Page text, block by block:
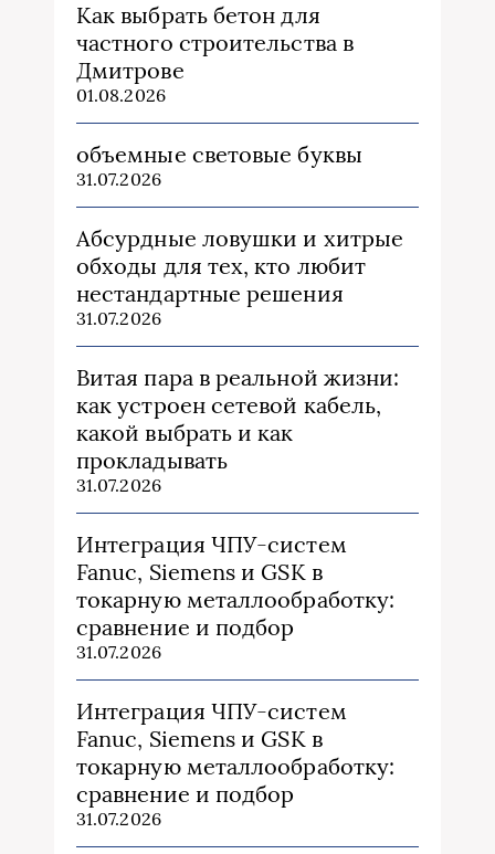
Как выбрать бетон для
частного строительства в
Дмитрове
01.08.2026
объемные световые буквы
31.07.2026
Абсурдные ловушки и хитрые
обходы для тех, кто любит
нестандартные решения
31.07.2026
Витая пара в реальной жизни:
как устроен сетевой кабель,
какой выбрать и как
прокладывать
31.07.2026
Интеграция ЧПУ-систем
Fanuc, Siemens и GSK в
токарную металлообработку:
сравнение и подбор
31.07.2026
Интеграция ЧПУ-систем
Fanuc, Siemens и GSK в
токарную металлообработку:
сравнение и подбор
31.07.2026